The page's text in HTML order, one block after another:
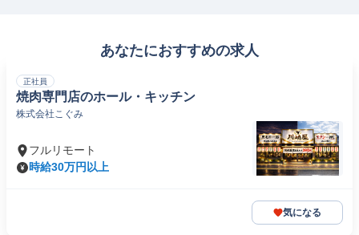
あなたにおすすめの求人
正社員
焼肉専門店のホール・キッチン
株式会社こぐみ
フルリモート
時給30万円以上
気になる